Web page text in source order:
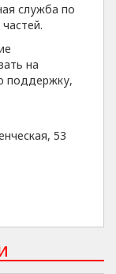
служба по
на
поддержку,
53